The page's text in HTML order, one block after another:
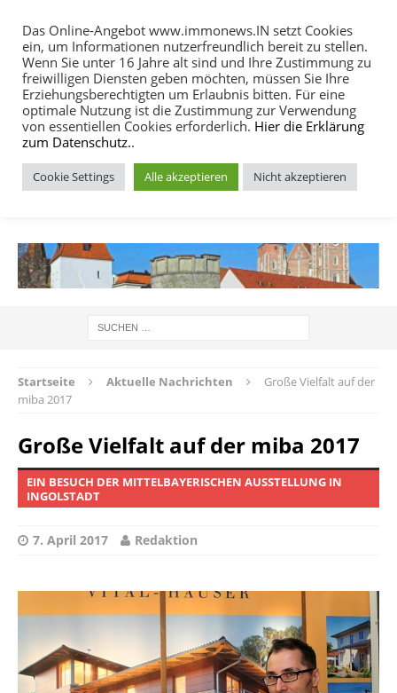
MENU
Startseite Aktuelle Nachrichten
Große Vielfalt auf der
miba 2017
Große Vielfalt auf der miba 2017
EIN BESUCH DER MITTELBAYERISCHEN AUSSTELLUNG IN
INGOLSTADT
7. April 2017 Redaktion
Das Online-Angebot www.immonews.IN setzt Cookies
ein, um Informationen nutzerfreundlich bereit zu stellen.
Wenn Sie unter 16 Jahre alt sind und Ihre Zustimmung zu
freiwilligen Diensten geben möchten, müssen Sie Ihre
Erziehungsberechtigten um Erlaubnis bitten. Für eine
optimale Nutzung ist die Zustimmung zur Verwendung
von essentiellen Cookies erforderlich. Hier die Erklärung
zum Datenschutz..
Cookie Settings Alle akzeptieren Nicht akzeptieren